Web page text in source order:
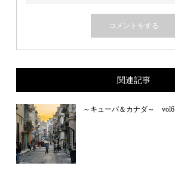
関連記事
～キューバ＆カナダ～ vol6